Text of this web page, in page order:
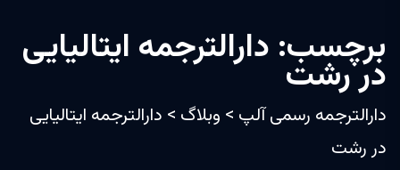
برچسب: دارالترجمه ایتالیایی
در رشت
دارالترجمه رسمی آلپ > وبلاگ > دارالترجمه ایتالیایی
در رشت